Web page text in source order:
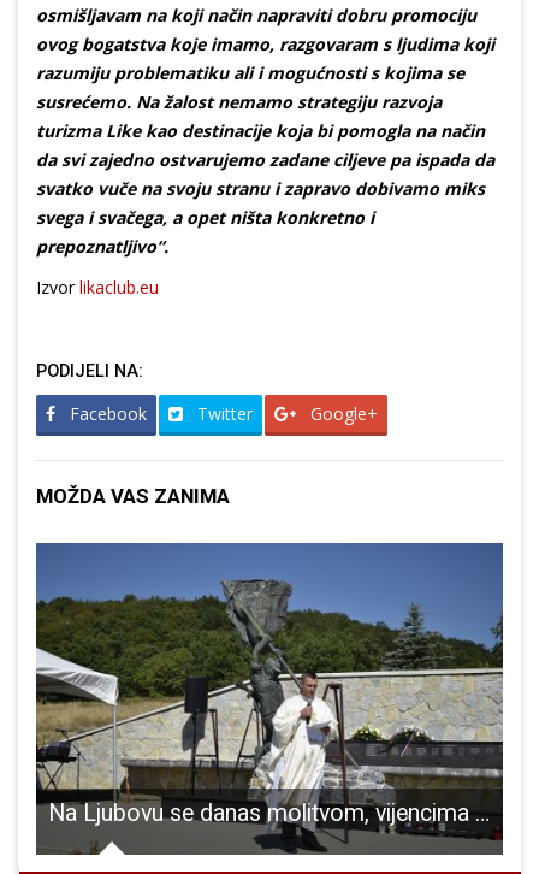
osmišljavam na koji način napraviti dobru promociju
ovog bogatstva koje imamo, razgovaram s ljudima koji
razumiju problematiku ali i mogućnosti s kojima se
susrećemo. Na žalost nemamo strategiju razvoja
turizma Like kao destinacije koja bi pomogla na način
da svi zajedno ostvarujemo zadane ciljeve pa ispada da
svatko vuče na svoju stranu i zapravo dobivamo miks
svega i svačega, a opet ništa konkretno i
prepoznatljivo“.
Izvorlikaclub.eu
PODIJELI NA:
Facebook Twitter Google+
MOŽDA VAS ZANIMA
Na Ljubovu se danas molitvom, vijencima i svijećama odala počast Domovini i braniteljima